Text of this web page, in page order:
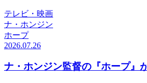
テレビ・映画
ナ・ホンジン
ホープ
2026.07.26
ナ・ホンジン監督の『ホープ』